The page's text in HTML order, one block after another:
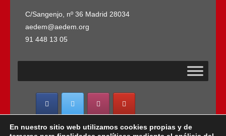
C/Sangenjo, nº 36 Madrid 28034
aedem@aedem.org
91 448 13 05
AEDEM-COCEMFE es miembro de:
En nuestro sitio web utilizamos cookies propias y de